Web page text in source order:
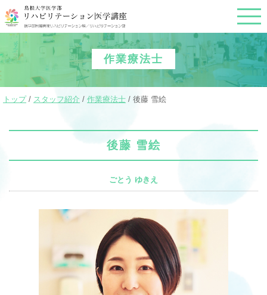
このページの本文へ
作業療法士
現
位
トップ/ スタッフ紹介 / 作業療法士 / 後藤 雪絵
後藤 雪絵
ごとう ゆきえ